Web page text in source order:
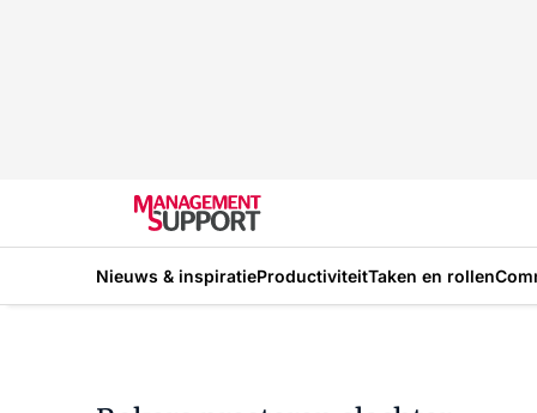
Nieuws & inspiratieProductiviteitTaken en rollen